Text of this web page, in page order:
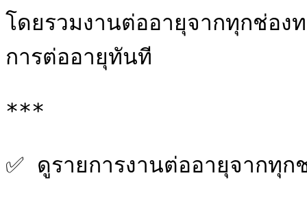
โดยรวมงานต่ออายุจากทุกช่อง
การต่ออายุทันที
***
✅ ดูรายการงานต่ออายุจากทุ